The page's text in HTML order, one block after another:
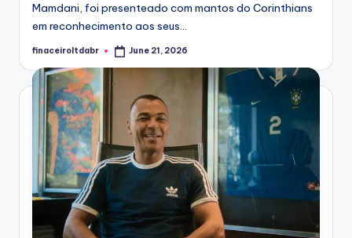
Mamdani, foi presenteado com mantos do Corinthians
em reconhecimento aos seus...
Posted
finaceiroltdabr June 21, 2026